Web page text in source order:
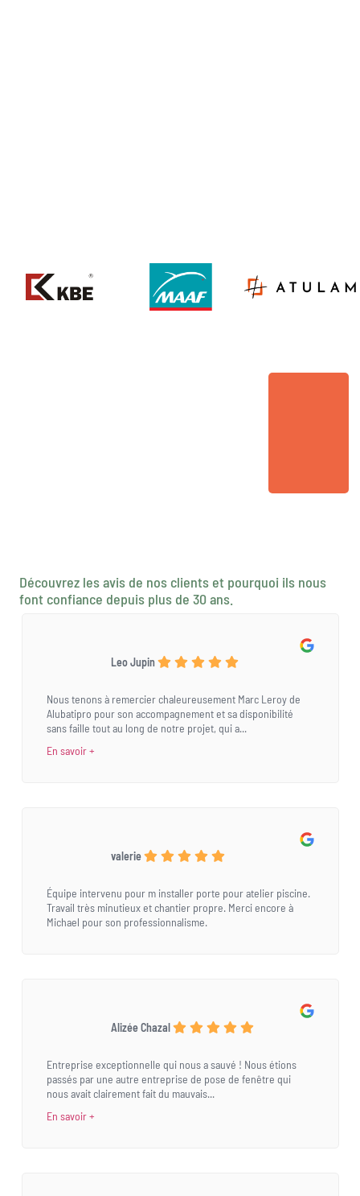
Découvrez les avis de nos clients et pourquoi ils nous
font confiance depuis plus de 30 ans.
Leo Jupin
Nous tenons à remercier chaleureusement Marc Leroy de
Alubatipro pour son accompagnement et sa disponibilité
sans faille tout au long de notre projet, qui a...
En savoir +
valerie
Équipe intervenu pour m installer porte pour atelier piscine.
Travail très minutieux et chantier propre. Merci encore à
Michael pour son professionnalisme.
Alizée Chazal
Entreprise exceptionnelle qui nous a sauvé ! Nous étions
passés par une autre entreprise de pose de fenêtre qui
nous avait clairement fait du mauvais...
En savoir +